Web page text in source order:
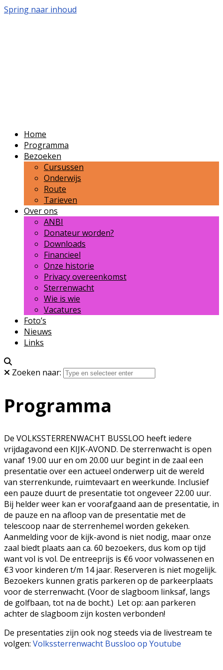
Spring naar inhoud
Home
Programma
Bezoeken
Cursussen
Onderwijs
Route
Tarieven
Over ons
ANBI
Donateur worden?
Downloads
Financieel
Onze historie
Privacy overeenkomst
Sterrenwacht
Wie is wie
Vacatures
Foto’s
Nieuws
Links
Zoeken naar:
Programma
De VOLKSSTERRENWACHT BUSSLOO heeft iedere
vrijdagavond een KIJK-AVOND. De sterrenwacht is open
vanaf 19.00 uur en om 20.00 uur begint in de zaal een
presentatie over een actueel onderwerp uit de wereld
van sterrenkunde, ruimtevaart en weerkunde. Inclusief
een pauze duurt de presentatie tot ongeveer 22.00 uur.
Bij helder weer kan er voorafgaand aan de presentatie, in
de pauze en na afloop van de presentatie met de
telescoop naar de sterrenhemel worden gekeken.
Aanmelding voor de kijk-avond is niet nodig, maar onze
zaal biedt plaats aan ca. 60 bezoekers, dus kom op tijd
want vol is vol. De entreeprijs is €6 voor volwassenen en
€3 voor kinderen t/m 14 jaar. Reserveren is niet mogelijk.
Bezoekers kunnen gratis parkeren op de parkeerplaats
voor de sterrenwacht. (Voor de slagboom linksaf, langs
de golfbaan, tot na de bocht.) Let op: aan parkeren
achter de slagboom zijn kosten verbonden!
De presentaties zijn ook nog steeds via de livestream te
volgen: Volkssterrenwacht Bussloo op Youtube